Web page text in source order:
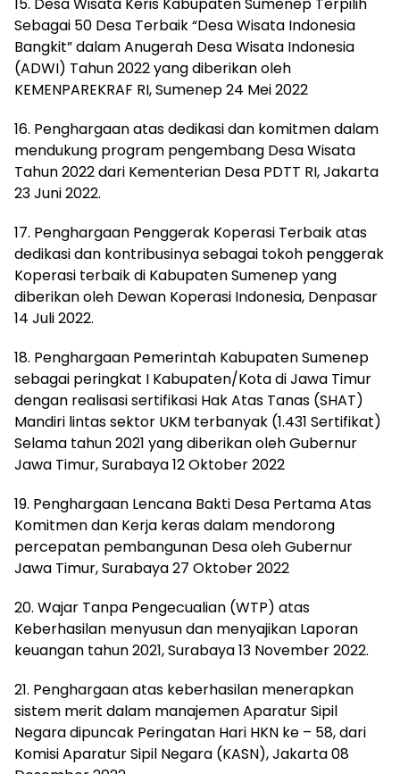
Sebagai 50 Desa Terbaik “Desa Wisata Indonesia
Bangkit” dalam Anugerah Desa Wisata Indonesia
(ADWI) Tahun 2022 yang diberikan oleh
KEMENPAREKRAF RI, Sumenep 24 Mei 2022
16. Penghargaan atas dedikasi dan komitmen dalam
mendukung program pengembang Desa Wisata
Tahun 2022 dari Kementerian Desa PDTT RI, Jakarta
23 Juni 2022.
17. Penghargaan Penggerak Koperasi Terbaik atas
dedikasi dan kontribusinya sebagai tokoh penggerak
Koperasi terbaik di Kabupaten Sumenep yang
diberikan oleh Dewan Koperasi Indonesia, Denpasar
14 Juli 2022.
18. Penghargaan Pemerintah Kabupaten Sumenep
sebagai peringkat I Kabupaten/Kota di Jawa Timur
dengan realisasi sertifikasi Hak Atas Tanas (SHAT)
Mandiri lintas sektor UKM terbanyak (1.431 Sertifikat)
Selama tahun 2021 yang diberikan oleh Gubernur
Jawa Timur, Surabaya 12 Oktober 2022
19. Penghargaan Lencana Bakti Desa Pertama Atas
Komitmen dan Kerja keras dalam mendorong
percepatan pembangunan Desa oleh Gubernur
Jawa Timur, Surabaya 27 Oktober 2022
20. Wajar Tanpa Pengecualian (WTP) atas
Keberhasilan menyusun dan menyajikan Laporan
keuangan tahun 2021, Surabaya 13 November 2022.
21. Penghargaan atas keberhasilan menerapkan
sistem merit dalam manajemen Aparatur Sipil
Negara dipuncak Peringatan Hari HKN ke – 58, dari
Komisi Aparatur Sipil Negara (KASN), Jakarta 08